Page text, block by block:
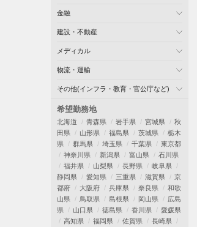
金融
建設・不動産
メディカル
物流・運輸
その他(インフラ・教育・官公庁など)
希望勤務地
北海道 青森県 岩手県 宮城県
秋
田県
山形県 福島県 茨城県
栃木
県
群馬県 埼玉県 千葉県
東京都
神奈川県
新潟県 富山県
石川県
福井県
山梨県 長野県
岐阜県
静岡県
愛知県 三重県 滋賀県
京
都府
大阪府 兵庫県 奈良県
和歌
山県
鳥取県 島根県 岡山県
広島
県
山口県 徳島県 香川県
愛媛県
高知県
福岡県 佐賀県
長崎県